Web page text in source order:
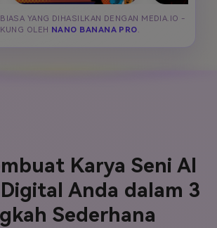
YANG DIHASILKAN DENGAN MEDIA.IO -
OLEH
NANO BANANA PRO.
Karya Seni AI
Digital Anda dalam 3
Sederhana